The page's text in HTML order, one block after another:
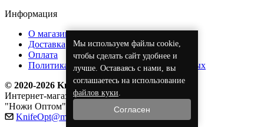
Мы используем файлы cookie,
чтобы сделать сайт удобнее и
лучше. Оставаясь с нами, вы
соглашаетесь на использование
файлов куки.
Согласен
Информация
О магазине
Доставка
Оплата
Политика обработки персональных данных
© 2020-2026 KnifeOpt.ru
Интернет-магазин
"Ножи Оптом"
KnifeOpt@mail.ru